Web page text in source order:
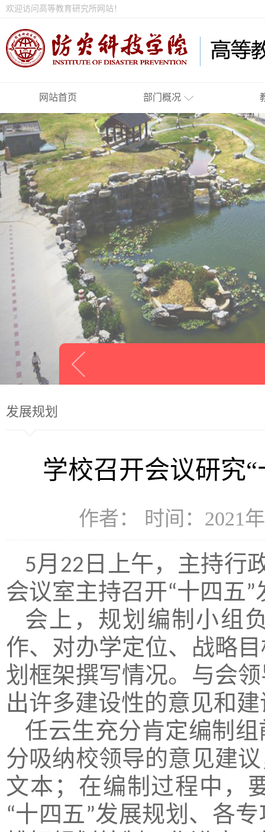
欢迎访问高等教育研究所网站！
网站首页 部门概况
发展规划
学校召开会议研究
作者： 时间：2021
5月 22 日 上午，主持行
会议室主持召开“十四五
会上， 规划编制小组
作、对办学定位、战略
划框架撰写情况。与会
出许多建设性的意见和
任云生充分肯定编制
分吸纳校领导的意见建
文本 ； 在编制过程中，
“十四五”发展规划、各